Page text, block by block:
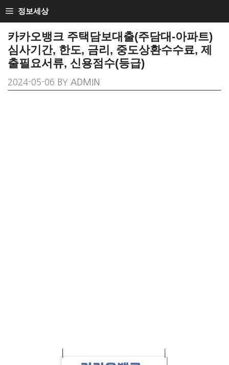
SKIP
TO
CONTENT
정보세상
카카오뱅크 주택담보대출(주담대-아파트)
심사기간, 한도, 금리, 중도상환수수료, 제
출필요서류, 신용점수(등급)
2024-05-06 BY ADMIN